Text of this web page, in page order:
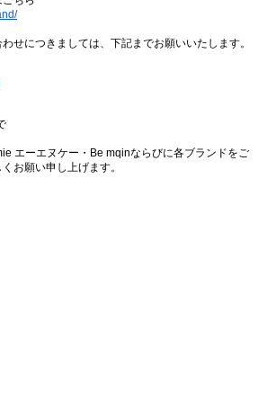
せにつきましては、下記までお願いいたします。
エーエヌケー・Be mqinならびに各ブランドをご
お願い申し上げます。